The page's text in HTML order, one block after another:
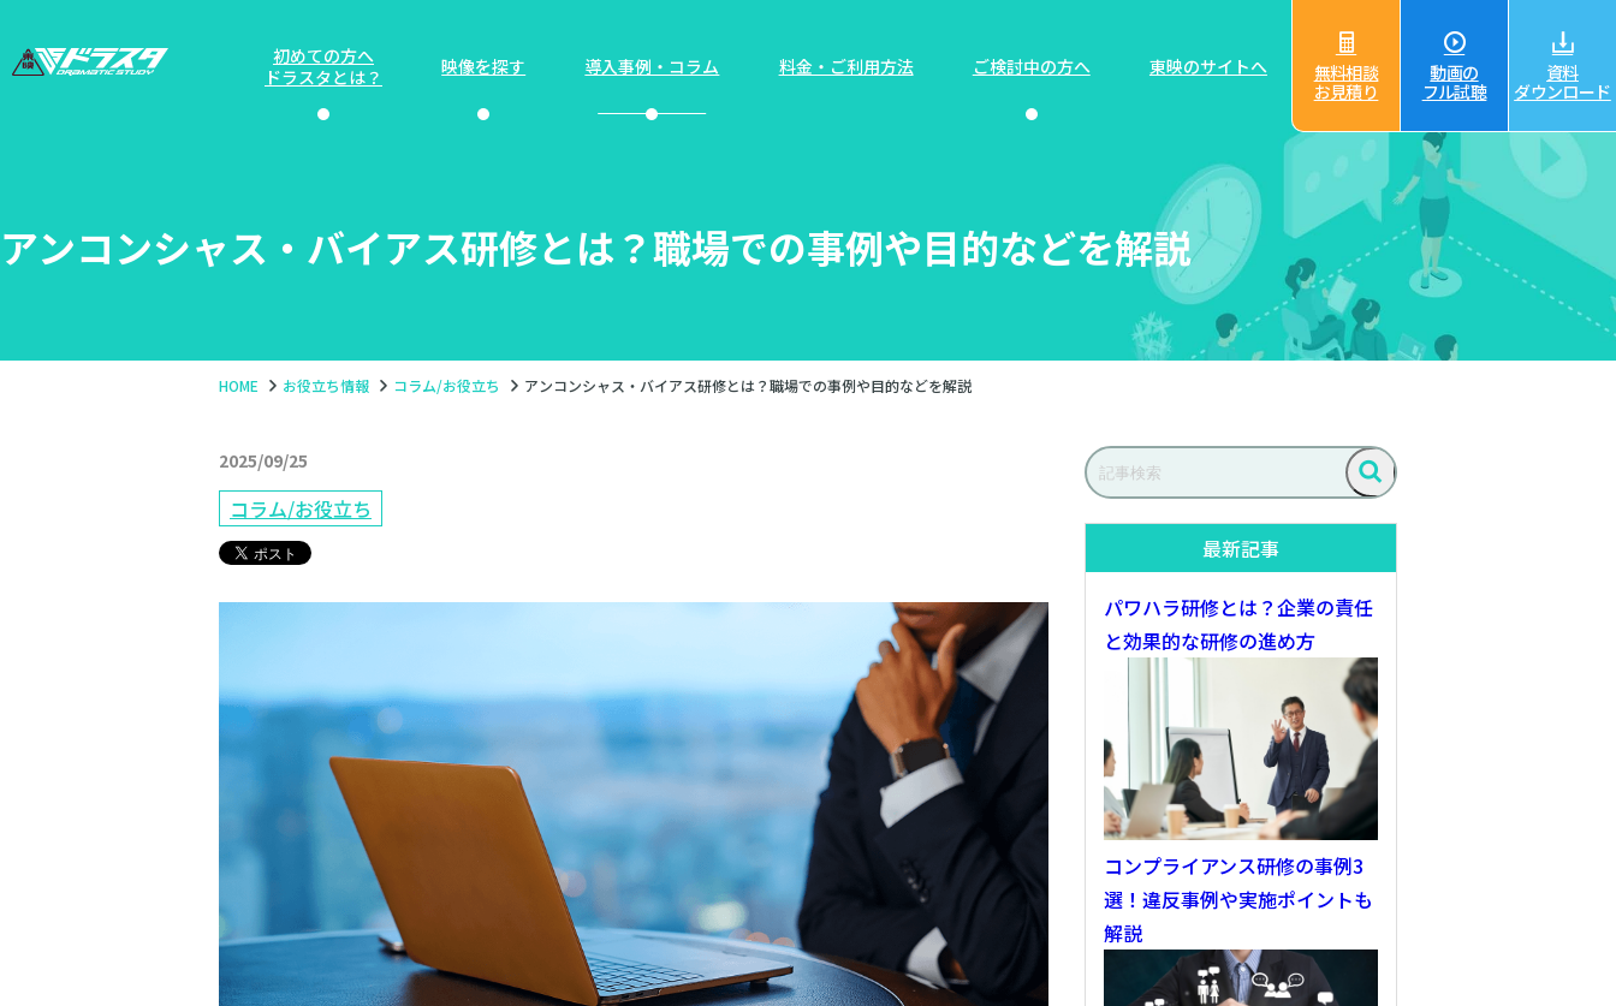
テ
無料相談
お見積り
動画の
フル試聴
資料
ダウンロード
初めての方へ
ドラスタとは？
映像を探す 導入事例・コラム 料金・ご利用方法 ご検討中の方へ 東映のサイトへ
アンコンシャス・バイアス研修とは？職場での事例や目的などを解説
HOME お役立ち情報 コラム/お役立ち アンコンシャス・バイアス研修とは？職場での事例や目的などを解説
2025/09/25
コラム/お役立ち
記
事
検
索
検
最新記事
パワハラ研修とは？企業の責任
と効果的な研修の進め方
コンプライアンス研修の事例3
選！違反事例や実施ポイントも
解説